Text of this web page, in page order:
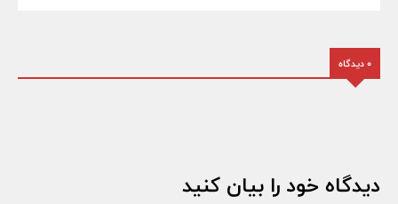
0 دیدگاه
دیدگاه خود را بیان کنید